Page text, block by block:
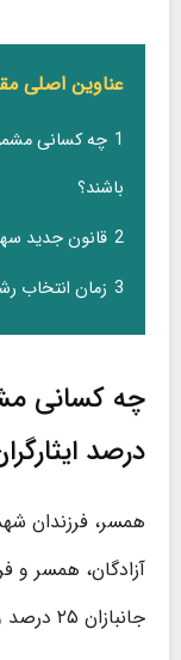
عناوین اصلی
1
باشند؟
2 قانون جدید
3 زمان انتخاب
درصد
همسر، فرزندان
آزادگان، همسر و
جانبازان ۲۵ درصد و بالاتر و همسر و فرزندان آن‌ها